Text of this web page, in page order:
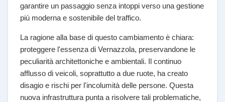
garantire un passaggio senza intoppi verso una gestione
più moderna e sostenibile del traffico.
La ragione alla base di questo cambiamento è chiara:
proteggere l'essenza di Vernazzola, preservandone le
peculiarità architettoniche e ambientali. Il continuo
afflusso di veicoli, soprattutto a due ruote, ha creato
disagio e rischi per l'incolumità delle persone. Questa
nuova infrastruttura punta a risolvere tali problematiche,